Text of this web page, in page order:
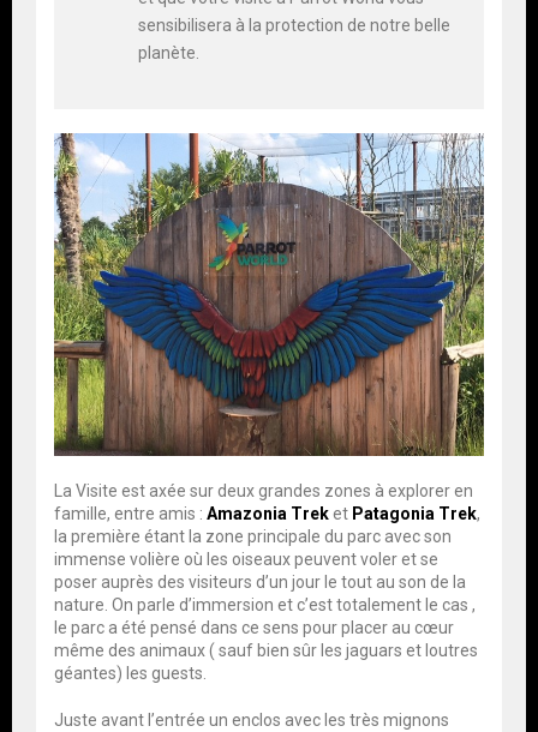
sensibilisera à la protection de notre belle
planète.
La Visite est axée sur deux grandes zones à explorer en
famille, entre amis : Amazonia Treket Patagonia Trek,
la première étant la zone principale du parc avec son
immense volière où les oiseaux peuvent voler et se
poser auprès des visiteurs d’un jour le tout au son de la
nature. On parle d’immersion et c’est totalement le cas ,
le parc a été pensé dans ce sens pour placer au cœur
même des animaux ( sauf bien sûr les jaguars et loutres
géantes) les guests.
Juste avant l’entrée un enclos avec les très mignons